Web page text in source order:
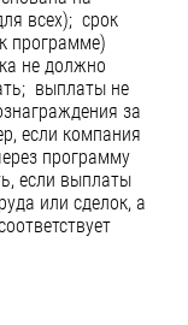
всех); срок
программе)
не должно
выплаты не
за
если компания
программу
если выплаты
или сделок, а